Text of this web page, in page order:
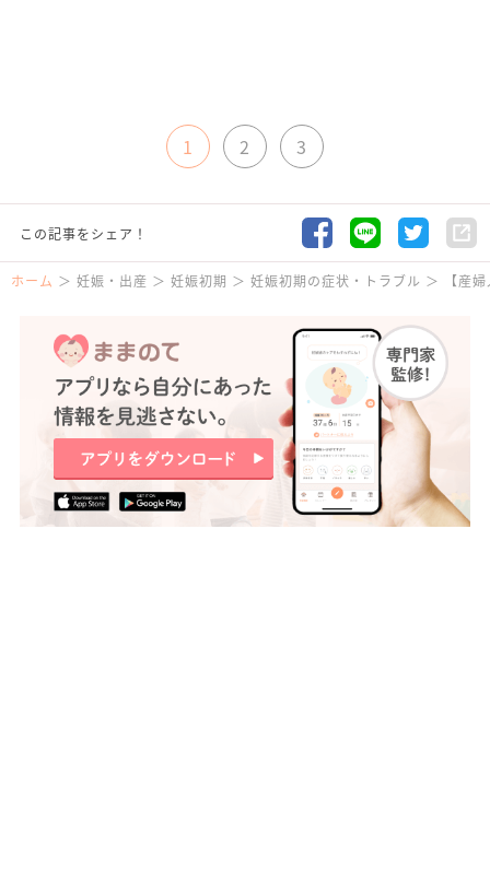
1 2 3
この記事をシェア！
ホーム 妊娠・出産 妊娠初期 妊娠初期の症状・トラブル 【産